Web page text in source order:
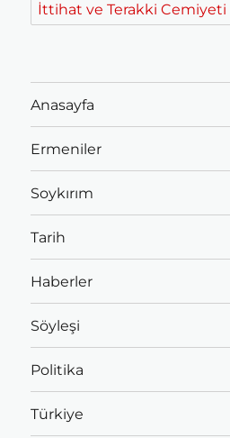
İttihat ve Terakki Cemiyeti
Anasayfa
Ermeniler
Soykırım
Tarih
Haberler
Söyleşi
Politika
Türkiye